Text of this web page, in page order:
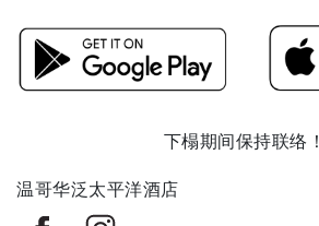
下榻期间保持联络！
温哥华泛太平洋酒店